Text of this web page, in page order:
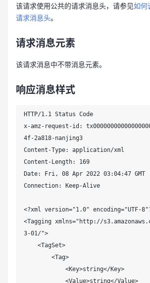
该请求使用公共的请求消息头，请参见如何
请求消息头。
请求消息元素
该请求消息中不带消息元素。
响应消息样式
HTTP/1.1 Status Code
x-amz-request-id:
4f-2a818-nanjing3
Content-Type: application/xml
Content-Length: 169
Date: Fri, 08 Apr 2022 03:04:47 GMT
Connection: Keep-Alive
<?xml version="1.0" encoding="UTF-
<Tagging xmlns="http://
3-01/">